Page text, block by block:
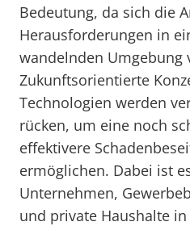
Bedeutung, da sich die
Herausforderungen in
wandelnden Umgebung
Zukunftsorientierte
Technologien werden
rücken, um eine noch
effektivere
ermöglichen. Dabei ist
Unternehmen,
und private Haushalte